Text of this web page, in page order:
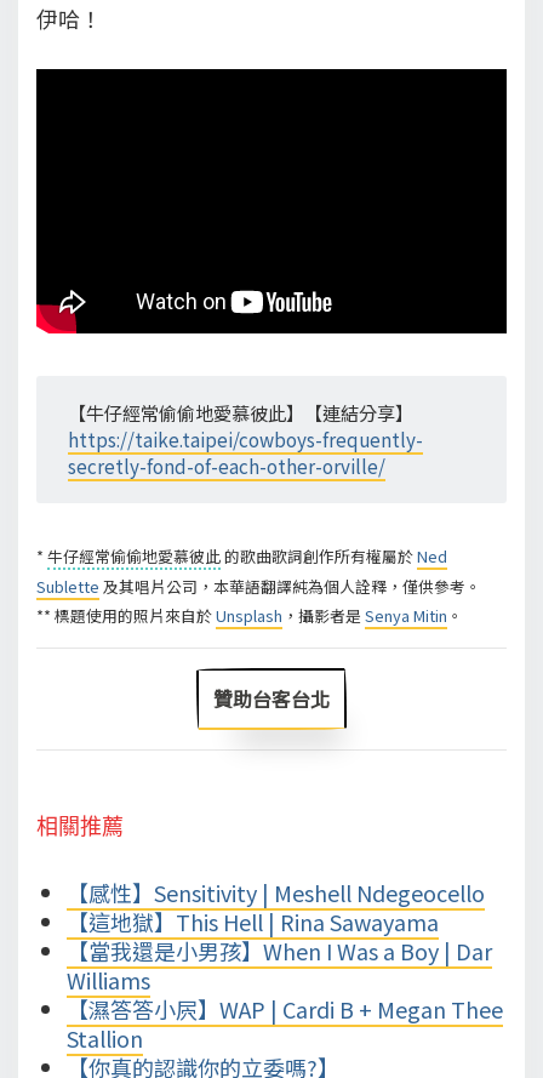
伊哈！
【牛仔經常偷偷地愛慕彼此】【連結分享】
https://taike.taipei/cowboys-frequently-
secretly-fond-of-each-other-orville/
* 牛仔經常偷偷地愛慕彼此的歌曲歌詞創作所有權屬於Ned
Sublette 及其唱片公司，本華語翻譯純為個人詮釋，僅供參考。
** 標題使用的照片來自於Unsplash ，攝影者是 Senya Mitin 。
贊助台客台北
相關推薦
【感性】Sensitivity | Meshell Ndegeocello
【這地獄】This Hell | Rina Sawayama
【當我還是小男孩】When I Was a Boy | Dar
Williams
【濕答答小屄】WAP | Cardi B + Megan Thee
Stallion
【你真的認識你的立委嗎?】